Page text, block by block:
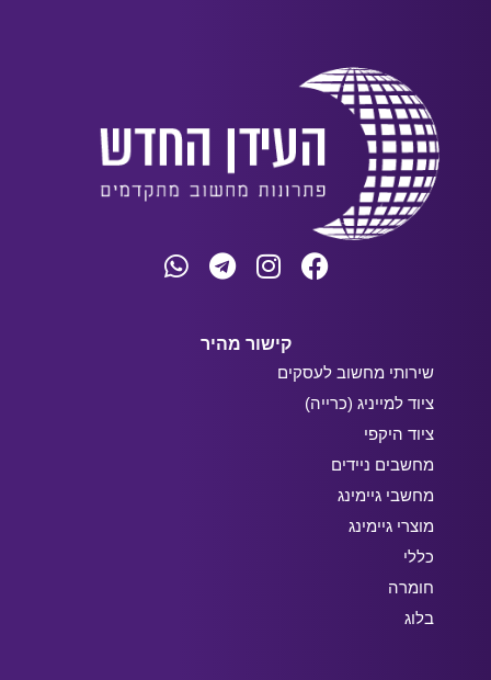
קישור מהיר
שירותי מחשוב לעסקים
ציוד למייניג (כרייה)
ציוד היקפי
מחשבים ניידים
מחשבי גיימינג
מוצרי גיימינג
כללי
חומרה
בלוג